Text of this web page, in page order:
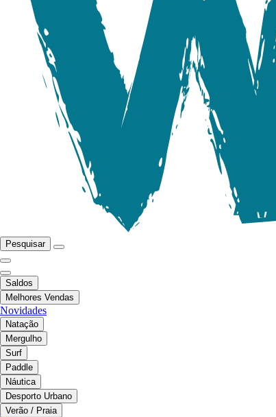
Pesquisar
Saldos
Melhores Vendas
Novidades
Natação
Mergulho
Surf
Paddle
Náutica
Desporto Urbano
Verão / Praia